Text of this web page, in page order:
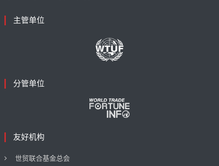
主管单位
分管单位
友好机构
世贸联合基金总会